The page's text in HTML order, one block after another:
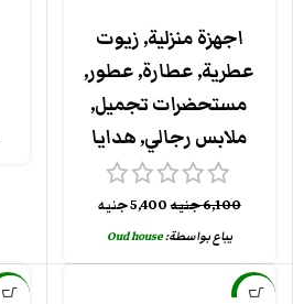
اجهزة منزلية,زيوت
عطرية,عطارة,عطور,
مستحضرات تجميل,
ملابس رجالي,هدايا
6,100جنيه5,400جنيه
يباع بواسطة:Oud house
-5%
-5%